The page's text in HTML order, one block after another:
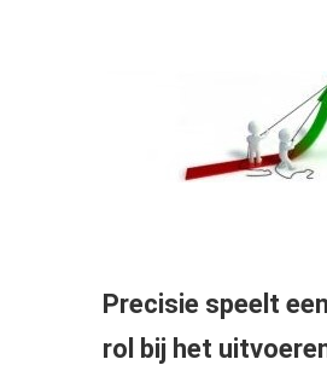
Precisie speelt
rol bij het